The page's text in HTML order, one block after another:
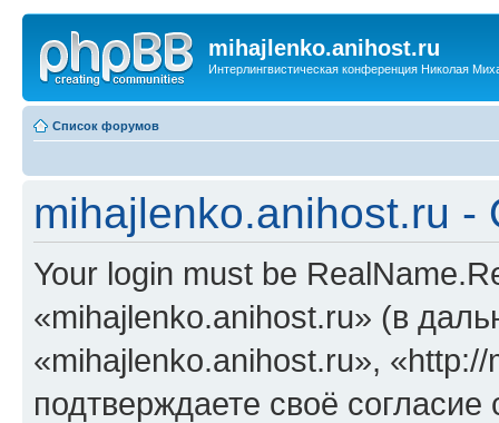
mihajlenko.anihost.ru
Интерлингвистическая конференция Николая
Список форумов
mihajlenko.anihost.ru
Your login must be
«mihajlenko.anihost.ru» (в
«mihajlenko.anihost.ru»,
подтверждаете своё